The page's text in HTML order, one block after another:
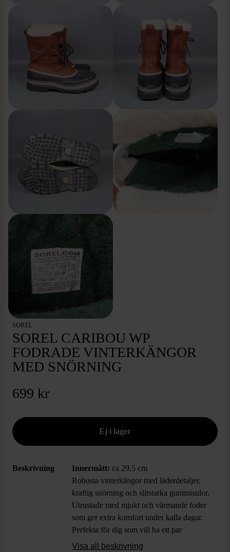
SOREL
SOREL CARIBOU WP
FODRADE VINTERKÄNGOR
MED SNÖRNING
699 kr
Beskrivning Innermått: ca 29,5 cm
Robusta vinterkängor med läderdetaljer,
kraftig snörning och slitstarka gummisulor.
Utrustade med mjukt och värmande foder
som ger extra komfort under kalla dagar.
Perfekta för dig som vill ha ett par
klassiska boots med outdoor-känsla och
Visa all beskrivning